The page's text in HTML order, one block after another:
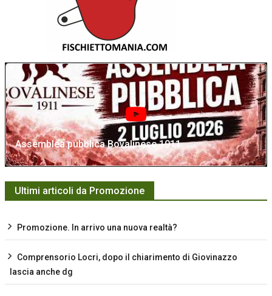
Assemblea pubblica Bovalinese 1911
Ultimi articoli da Promozione
Promozione. In arrivo una nuova realtà?
Comprensorio Locri, dopo il chiarimento di Giovinazzo
lascia anche dg